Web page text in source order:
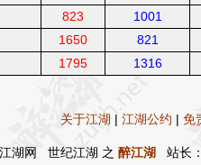
823
1001
1650
821
1795 1316
关于江湖 | 江湖公约 | 免
湖网 世纪江湖 之 醉江湖 站长